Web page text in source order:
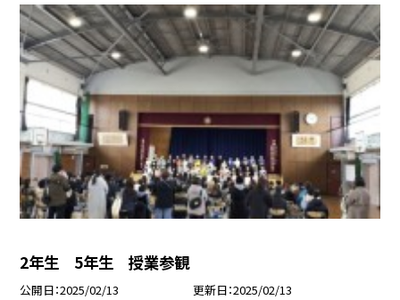
2年生 5年生 授業参観
公開日 2025/02/13 更新日 2025/02/13